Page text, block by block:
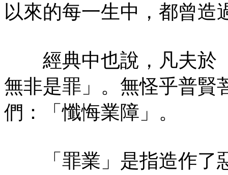
以來的每一生中，都曾造
經典中也說，凡夫於
無非是罪」。無怪乎普賢
們：「懺悔業障」。
「罪業」是指造作了